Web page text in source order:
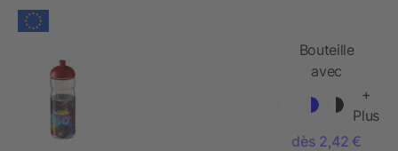
Bouteille
avec
dôme H2O
Base® - 650
+
Plus
dès 2,42 €